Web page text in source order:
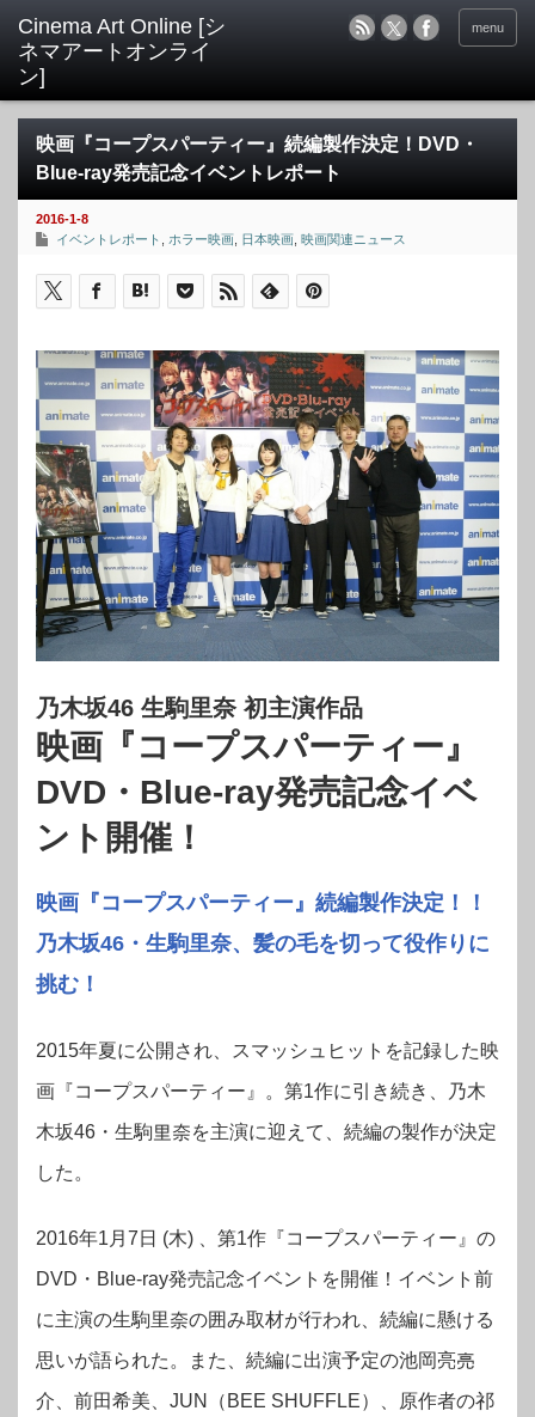
menu
映画『コープスパーティー』続編製作決定！DVD・
Blue-ray発売記念イベントレポート
2016-1-8
イベントレポート
ホラー映画 日本映画 映画関連ニュース
乃木坂46 生駒里奈 初主演作品
映画『コープスパーティー』
DVD・Blue-ray発売記念イベ
ント開催！
映画『コープスパーティー』続編製作決定！！
乃木坂46・生駒里奈、髪の毛を切って役作りに
挑む！
2015年夏に公開され、スマッシュヒットを記録した映
画『コープスパーティー』。 第1作に引き続き、乃⽊
木坂46・⽣駒里奈を主演に迎えて、続編の製作が決定
した。
2016年1月7日 (木) 、第1作『コープスパーティー』の
DVD・Blue-ray発売記念イベントを開催！イベント前
に主演の⽣駒⾥奈の囲み取材が行われ、続編に懸ける
思いが語られた。また、続編に出演予定の池岡亮亮
介、前田希美、JUN（BEE SHUFFLE）、原作者の祁